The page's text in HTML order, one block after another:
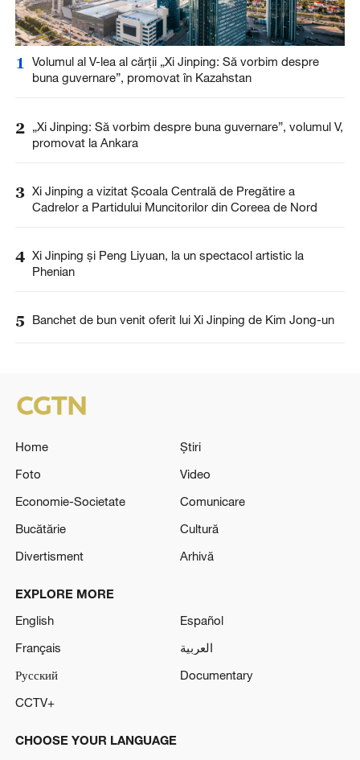
1
Volumul al V-lea al cărții „Xi Jinping: Să vorbim despre
buna guvernare”, promovat în Kazahstan
2 „Xi Jinping: Să vorbim despre buna guvernare”, volumul V,
promovat la Ankara
3 Xi Jinping a vizitat Școala Centrală de Pregătire a
Cadrelor a Partidului Muncitorilor din Coreea de Nord
4 Xi Jinping și Peng Liyuan, la un spectacol artistic la
Phenian
5 Banchet de bun venit oferit lui Xi Jinping de Kim Jong-un
Home
Știri
Foto
Video
Economie-Societate
Comunicare
Bucătărie
Cultură
Divertisment
Arhivă
EXPLORE MORE
English
Español
Français
العربية
Русский
Documentary
CCTV+
CHOOSE YOUR LANGUAGE